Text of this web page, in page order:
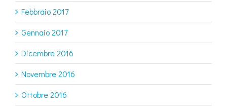
Febbraio 2017
Gennaio 2017
Dicembre 2016
Novembre 2016
Ottobre 2016